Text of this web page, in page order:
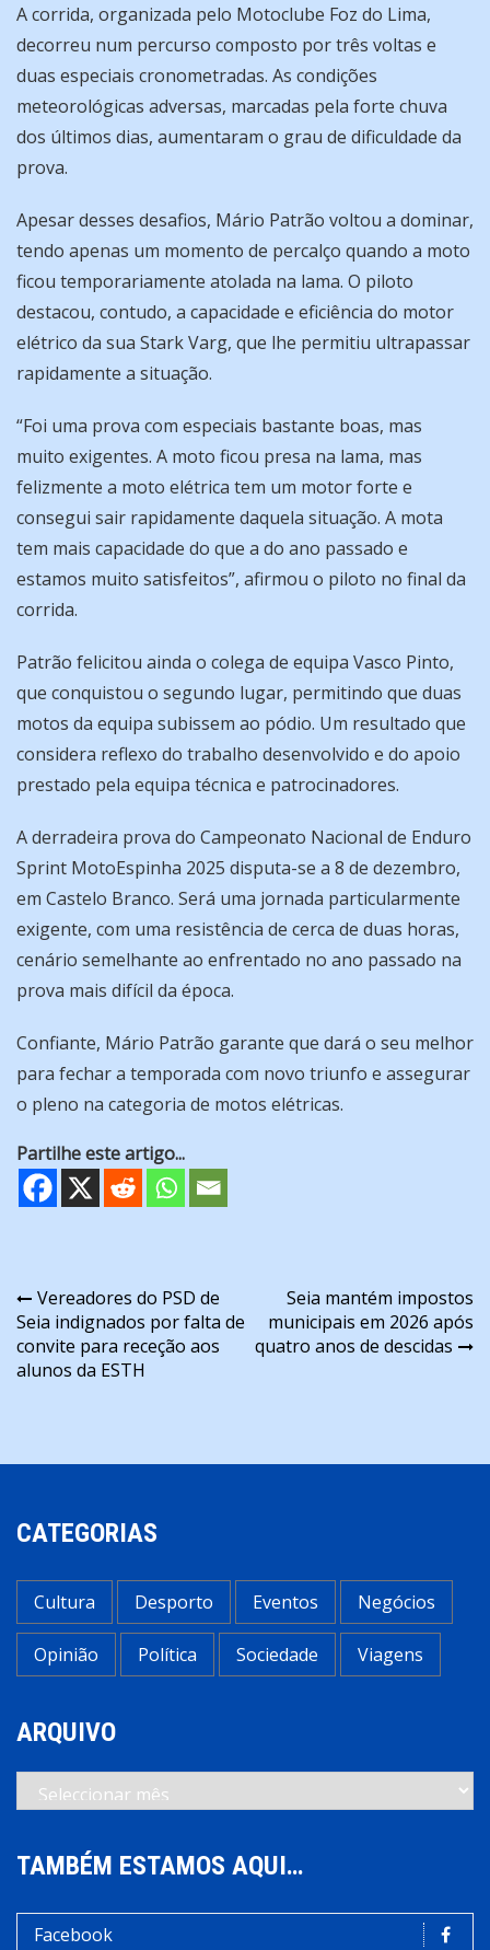
A corrida, organizada pelo Motoclube Foz do Lima,
decorreu num percurso composto por três voltas e
duas especiais cronometradas. As condições
meteorológicas adversas, marcadas pela forte chuva
dos últimos dias, aumentaram o grau de dificuldade da
prova.
Apesar desses desafios, Mário Patrão voltou a dominar,
tendo apenas um momento de percalço quando a moto
ficou temporariamente atolada na lama. O piloto
destacou, contudo, a capacidade e eficiência do motor
elétrico da sua Stark Varg, que lhe permitiu ultrapassar
rapidamente a situação.
“Foi uma prova com especiais bastante boas, mas
muito exigentes. A moto ficou presa na lama, mas
felizmente a moto elétrica tem um motor forte e
consegui sair rapidamente daquela situação. A mota
tem mais capacidade do que a do ano passado e
estamos muito satisfeitos”, afirmou o piloto no final da
corrida.
Patrão felicitou ainda o colega de equipa Vasco Pinto,
que conquistou o segundo lugar, permitindo que duas
motos da equipa subissem ao pódio. Um resultado que
considera reflexo do trabalho desenvolvido e do apoio
prestado pela equipa técnica e patrocinadores.
A derradeira prova do Campeonato Nacional de Enduro
Sprint MotoEspinha 2025 disputa-se a 8 de dezembro,
em Castelo Branco. Será uma jornada particularmente
exigente, com uma resistência de cerca de duas horas,
cenário semelhante ao enfrentado no ano passado na
prova mais difícil da época.
Confiante, Mário Patrão garante que dará o seu melhor
para fechar a temporada com novo triunfo e assegurar
o pleno na categoria de motos elétricas.
Partilhe este artigo...
Navegação
de
artigos
Vereadores do PSD de
Seia indignados por falta de
convite para receção aos
alunos da ESTH
Seia mantém impostos
municipais em 2026 após
quatro anos de descidas
CATEGORIAS
Cultura Desporto Eventos Negócios
Opinião Política Sociedade Viagens
ARQUIVO
Arquivo
TAMBÉM ESTAMOS AQUI…
Facebook